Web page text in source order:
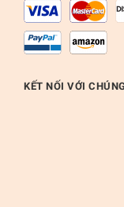
KẾT NỐI VỚI